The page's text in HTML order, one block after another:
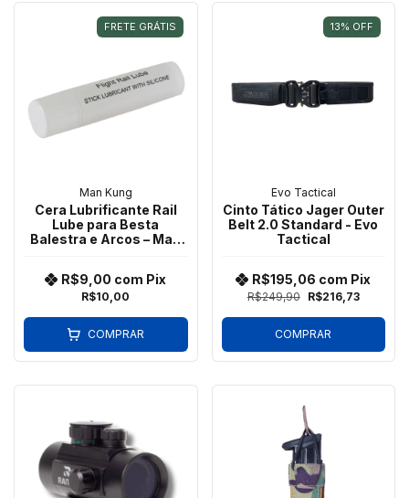
FRETE GRÁTIS
Man Kung
Cera Lubrificante Rail
Lube para Besta
Balestra e Arcos – Man
R$10,00
R$9,00 com Pix
COMPRAR
13% OFF
Evo Tactical
Cinto Tático Jager Outer
Belt 2.0 Standard - Evo
Tactical
R$249,90 R$216,73
R$195,06 com Pix
COMPRAR